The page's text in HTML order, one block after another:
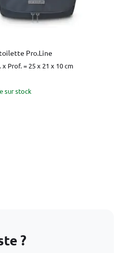
Pro.Line
x Prof. = 25 x 21 x 10 cm
sur stock
?